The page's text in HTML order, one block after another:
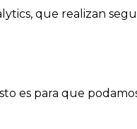
que realizan
es para que